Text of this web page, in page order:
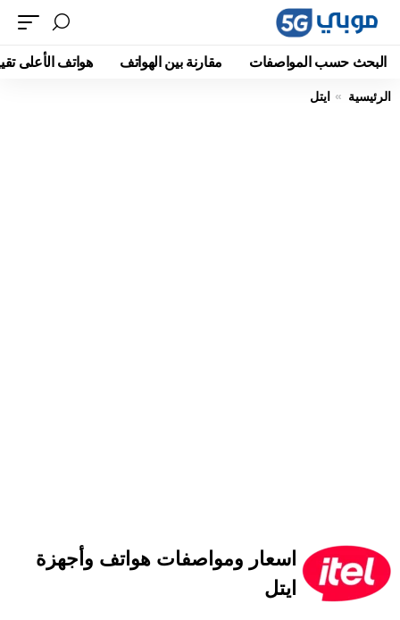
البحث حسب المواصفات مقارنة بين الهواتف هواتف الأعلى
الرئيسية ايتل
اسعار ومواصفات هواتف وأجهزة
ايتل
الشاشة:6.6 بوصة - 90 هرتز - IPS LCD
الذاكرة:128 أو 256 جيجابايت
الرام:4 أو 8 جيجابايت
الشاشة:
الذاكرة:128 جيجابايت